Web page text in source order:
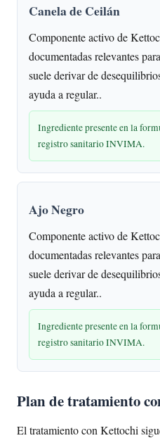
Canela de Ceilán
Componente activo de
documentadas relevantes
suele derivar de
ayuda a regular..
Ingrediente presente en la
registro sanitario INVIMA.
Ajo Negro
Componente activo de
documentadas relevantes
suele derivar de
ayuda a regular..
Ingrediente presente en la
registro sanitario INVIMA.
Plan de tratamiento
El tratamiento con Kettochi